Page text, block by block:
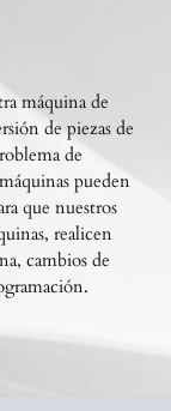
máquina de
de piezas de
de
pueden
que nuestros
realicen
cambios de